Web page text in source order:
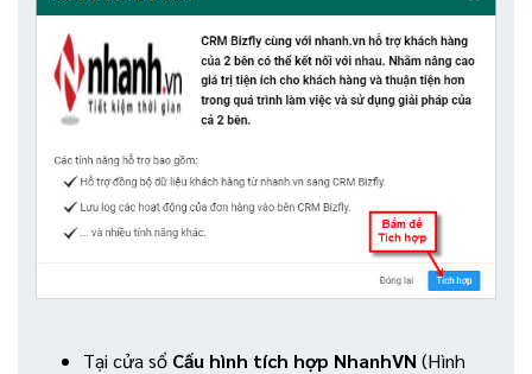
Tại cửa sổ Cấu hình tích hợp NhanhVN (Hình